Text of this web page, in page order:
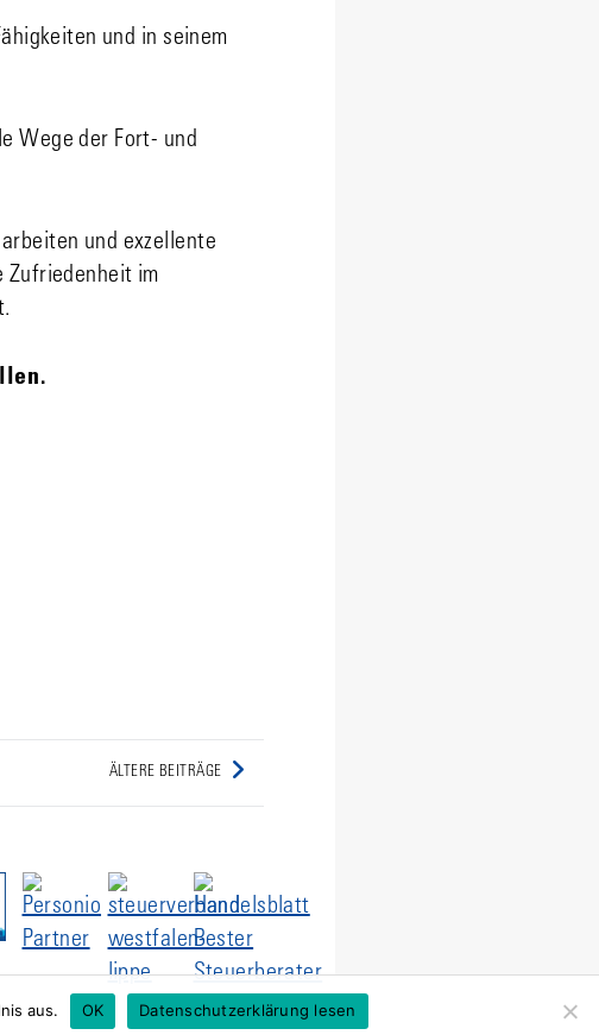
und in seinem
Wege der Fort- und
und exzellente
Zufriedenheit im
ÄLTERE BEITRÄGE
aus. OK Datenschutzerklärung lesen